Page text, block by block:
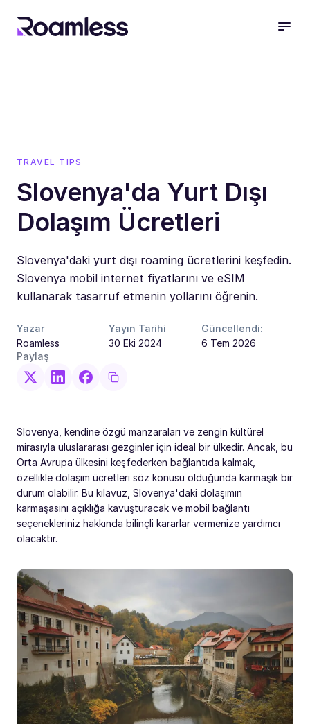
TRAVEL TIPS
Slovenya'da Yurt Dışı
Dolaşım Ücretleri
Slovenya'daki yurt dışı roaming ücretlerini keşfedin.
Slovenya mobil internet fiyatlarını ve eSIM
kullanarak tasarruf etmenin yollarını öğrenin.
Yazar
Roamless
Yayın Tarihi
30 Eki 2024
Güncellendi:
6 Tem 2026
Paylaş
Slovenya, kendine özgü manzaraları ve zengin kültürel
mirasıyla uluslararası gezginler için ideal bir ülkedir. Ancak, bu
Orta Avrupa ülkesini keşfederken bağlantıda kalmak,
özellikle dolaşım ücretleri söz konusu olduğunda karmaşık bir
durum olabilir. Bu kılavuz, Slovenya'daki dolaşımın
karmaşasını açıklığa kavuşturacak ve mobil bağlantı
seçenekleriniz hakkında bilinçli kararlar vermenize yardımcı
olacaktır.